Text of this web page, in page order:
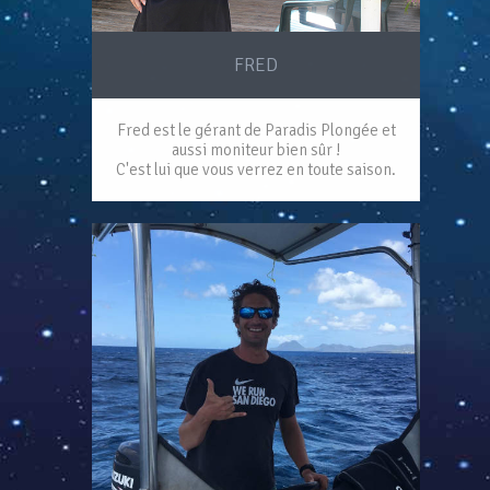
FRED
Fred est le gérant de Paradis Plongée et
aussi moniteur bien sûr !
C'est lui que vous verrez en toute saison.